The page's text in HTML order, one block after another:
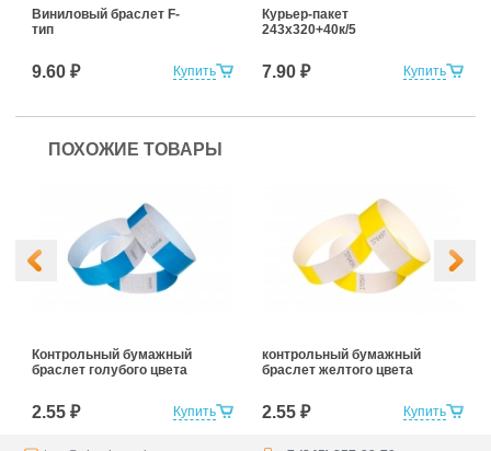
Купить
Виниловый браслет F-
тип
9.60 ₽ Купить
Курьер-пакет
243x320+40к/5
7.90 ₽
ПОХОЖИЕ ТОВАРЫ
Купить
Контрольный бумажный
браслет голубого цвета
2.55 ₽ Купить
контрольный бумажный
браслет желтого цвета
2.55 ₽